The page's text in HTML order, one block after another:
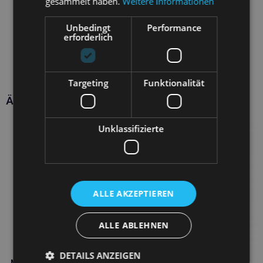
Ähnliche Produkte
Unbedingt
erforderlich
Performance
Targeting Funktionalität
Unklassifizierte
ALLE AKZEPTIEREN
ALLE ABLEHNEN
DETAILS ANZEIGEN